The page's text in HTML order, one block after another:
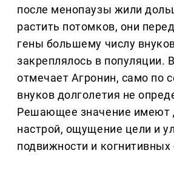
после менопаузы жили
растить потомков, они
гены большему числу
закреплялось в популяции.
отмечает Агронин, само по
внуков долголетия не
Решающее значение имеют
настрой, ощущение цели и
подвижности и